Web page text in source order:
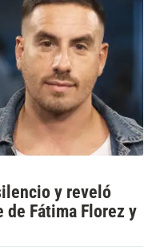
y reveló
de Fátima Florez y